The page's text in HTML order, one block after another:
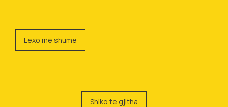
Lexo më shumë
Shiko te gjitha